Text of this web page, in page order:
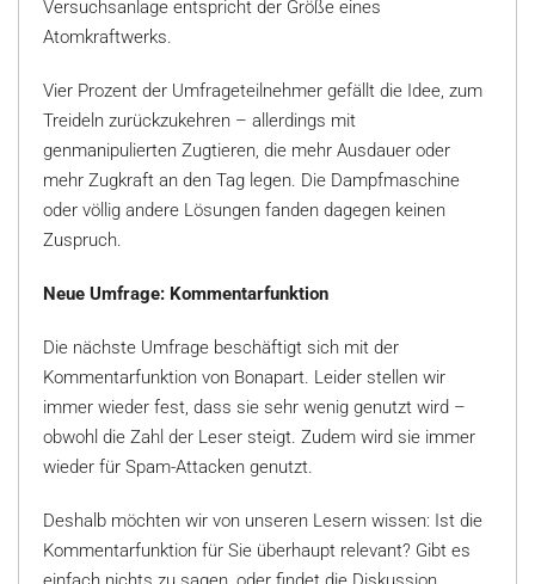
Versuchsanlage entspricht der Größe eines
Atomkraftwerks.
Vier Prozent der Umfrageteilnehmer gefällt die Idee, zum
Treideln zurückzukehren – allerdings mit
genmanipulierten Zugtieren, die mehr Ausdauer oder
mehr Zugkraft an den Tag legen. Die Dampfmaschine
oder völlig andere Lösungen fanden dagegen keinen
Zuspruch.
Neue Umfrage: Kommentarfunktion
Die nächste Umfrage beschäftigt sich mit der
Kommentarfunktion von Bonapart. Leider stellen wir
immer wieder fest, dass sie sehr wenig genutzt wird –
obwohl die Zahl der Leser steigt. Zudem wird sie immer
wieder für Spam-Attacken genutzt.
Deshalb möchten wir von unseren Lesern wissen: Ist die
Kommentarfunktion für Sie überhaupt relevant? Gibt es